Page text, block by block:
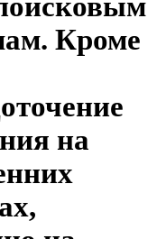
Кроме
на